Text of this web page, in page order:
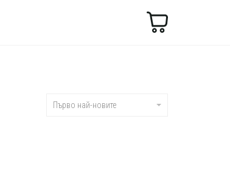
Търсене
Първо най-новите